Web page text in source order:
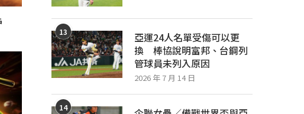
13
亞運24人名單受傷可以更
換 棒協說明富邦、台鋼列
管球員未列入原因
2026 年 7 月 14 日
14